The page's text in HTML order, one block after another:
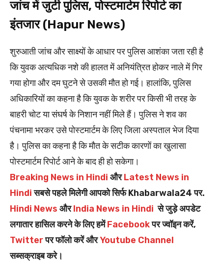
जांच में जुटी पुलिस, पोस्टमार्टम रिपोर्ट का
इंतजार (Hapur News)
शुरुआती जांच और साक्ष्यों के आधार पर पुलिस आशंका जता रही है
कि युवक अत्यधिक नशे की हालत में अनियंत्रित होकर नाले में गिर
गया होगा और दम घुटने से उसकी मौत हो गई। हालांकि, पुलिस
अधिकारियों का कहना है कि युवक के शरीर पर किसी भी तरह के
बाहरी चोट या संघर्ष के निशान नहीं मिले हैं। पुलिस ने शव का
पंचनामा भरकर उसे पोस्टमार्टम के लिए जिला अस्पताल भेज दिया
है। पुलिस का कहना है कि मौत के सटीक कारणों का खुलासा
पोस्टमार्टम रिपोर्ट आने के बाद ही हो सकेगा।
Breaking News in Hindi औरLatest News in
Hindiसबसे पहले मिलेगी आपको सिर्फ Khabarwala24 पर.
Hindi News औरIndia News in Hindi से जुड़े अपडेट
लगातार हासिल करने के लिए हमेंFacebookपर ज्वॉइन करें,
Twitterपर फॉलो करें औरYoutube Channel
सब्सक्राइब करे।